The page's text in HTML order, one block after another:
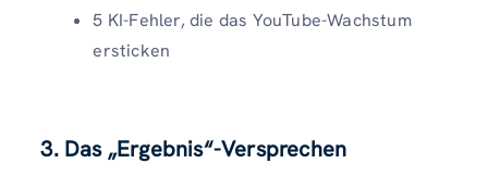
5 KI-Fehler, die das YouTube-Wachstum
ersticken
3. Das „Ergebnis“-Versprechen